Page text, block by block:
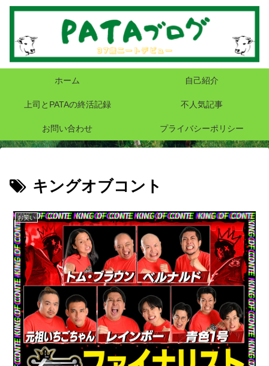
ホーム 自己紹介
上司とPATAの終活記録 不人気記事
お問い合わせ プライバシーポリシー
キングオブコント
お笑い